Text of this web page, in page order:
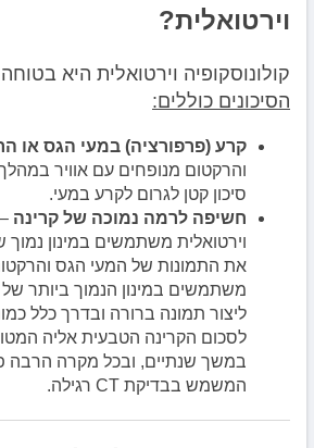
וירטואלית?
קולונוסקופיה וירטואלית היא
הסיכונים כוללים:
קרע (פרפורציה) במעי הגס או
והרקטום מנופחים עם אוויר
סיכון קטן לגרום לקרע במעי.
חשיפה לרמה נמוכה של קרינה
וירטואלית משתמשים במינון נמוך
את התמונות של המעי הגס
משתמשים במינון הנמוך ביותר
ליצור תמונה ברורה ובדרך כלל
לסכום הקרינה הטבעית אליה
במשך שנתיים, ובכל מקרה הרבה
המשמש בבדיקת CT רגילה.